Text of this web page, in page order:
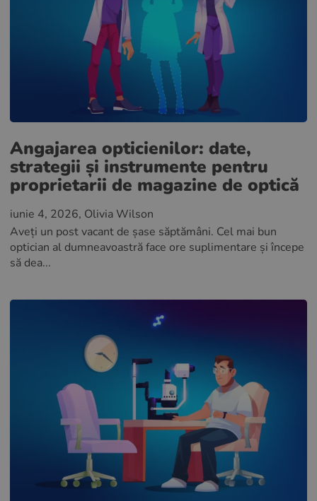
Angajarea opticienilor: date,
strategii și instrumente pentru
proprietarii de magazine de optică
iunie 4, 2026, Olivia Wilson
Aveți un post vacant de șase săptămâni. Cel mai bun
optician al dumneavoastră face ore suplimentare și începe
să dea...